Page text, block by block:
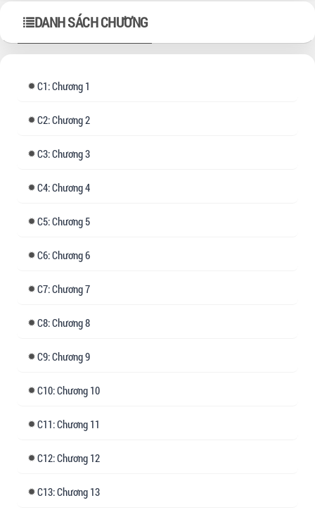
nhà ta.
DANH SÁCH CHƯƠNG
1: Chương 1
2: Chương 2
3: Chương 3
4: Chương 4
5: Chương 5
6: Chương 6
7: Chương 7
8: Chương 8
9: Chương 9
10: Chương 10
11: Chương 11
12: Chương 12
13: Chương 13